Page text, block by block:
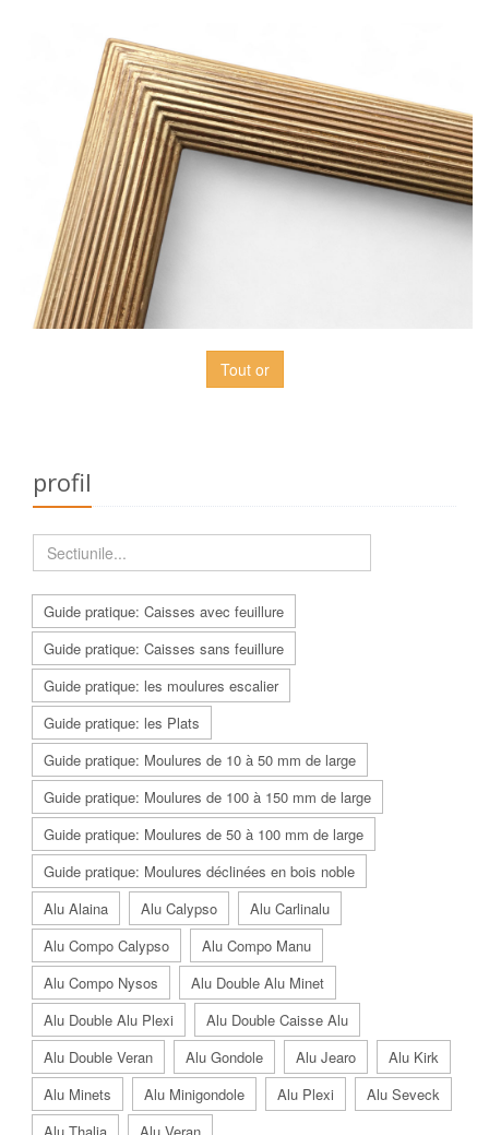
Tout or
profil
Guide pratique: Caisses avec feuillure
Guide pratique: Caisses sans feuillure
Guide pratique: les moulures escalier
Guide pratique: les Plats
Guide pratique: Moulures de 10 à 50 mm de large
Guide pratique: Moulures de 100 à 150 mm de large
Guide pratique: Moulures de 50 à 100 mm de large
Guide pratique: Moulures déclinées en bois noble
Alu Alaina
Alu Calypso
Alu Carlinalu
Alu Compo Calypso
Alu Compo Manu
Alu Compo Nysos
Alu Double Alu Minet
Alu Double Alu Plexi
Alu Double Caisse Alu
Alu Double Veran
Alu Gondole Alu Jearo
Alu Kirk
Alu Minets
Alu Minigondole Alu Plexi
Alu Seveck
Alu Thalia
Alu Veran